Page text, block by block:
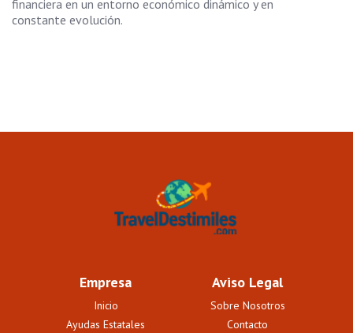
financiera en un entorno económico dinámico y en
constante evolución.
Empresa
Inicio
Ayudas Estatales
Aviso Legal
Sobre Nosotros
Contacto